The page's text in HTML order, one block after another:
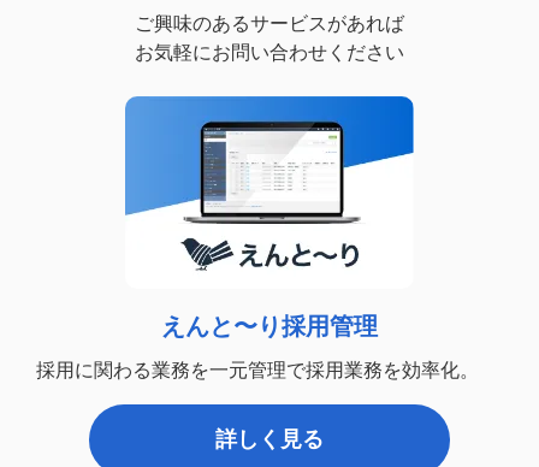
ご興味のあるサービスがあれば
お気軽にお問い合わせください
えんと〜り採用管理
採用に関わる業務を一元管理で採用業務を効率化。
詳しく見る